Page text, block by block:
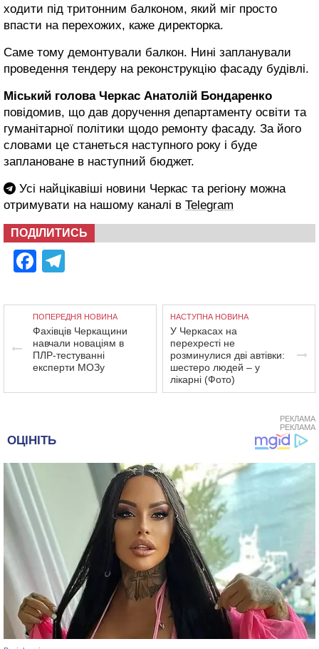
ходити під тритонним балконом, який міг просто
впасти на перехожих, каже директорка.
Саме тому демонтували балкон. Нині запланували
проведення тендеру на реконструкцію фасаду будівлі.
Міський голова Черкас Анатолій Бондаренко
повідомив, що дав доручення департаменту освіти та
гуманітарної політики щодо ремонту фасаду. За його
словами це станеться наступного року і буде
заплановане в наступний бюджет.
Усі найцікавіші новини Черкас та регіону можна
отримувати на нашому каналі в Telegram
ПОДІЛИТИСЬ
Facebook
ПОПЕРЕДНЯ НОВИНА
Фахівців Черкащини
навчали новаціям в
ПЛР-тестуванні
експерти МОЗу
НАСТУПНА НОВИНА
У Черкасах на
перехресті не
розминулися дві автівки:
шестеро людей – у
лікарні (Фото)
РЕКЛАМА
РЕКЛАМА